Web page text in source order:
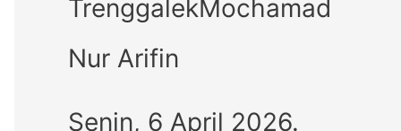
TrenggalekMochamad
Nur Arifin
Senin, 6 April 2026.